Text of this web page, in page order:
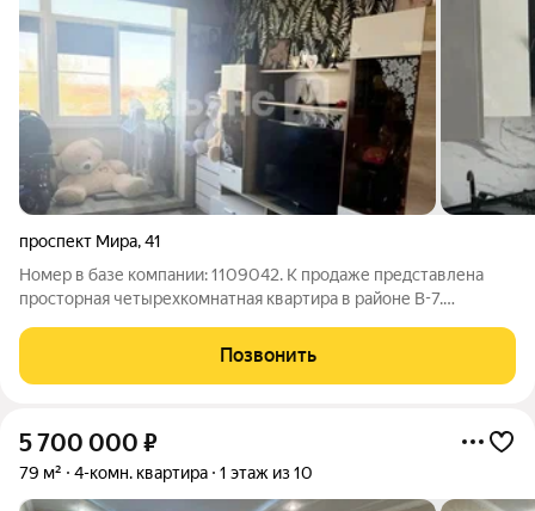
проспект Мира,41
Номер в базе компании: 1109042. К продаже представлена
просторная четырехкомнатная квартира в районе В-7.
метров. Объект расположен на 6 этаже 9 этажного
панельного дома. Преимущества квартиры:
Позвонить
5 700 000 ₽
79 м² 4-комн. квартира 1 этаж из 10